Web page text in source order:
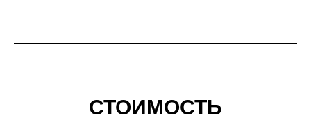
СТОИМОСТЬ